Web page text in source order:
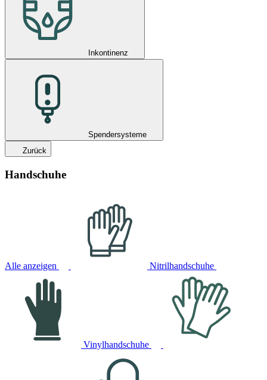
Inkontinenz
Spendersysteme
Zurück
Handschuhe
Alle anzeigen Nitrilhandschuhe
Vinylhandschuhe